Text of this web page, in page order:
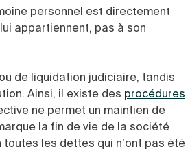
personnel est directement
appartiennent, pas à son
de liquidation judiciaire, tandis
Ainsi, il existe des procédures
ne permet un maintien de
la fin de vie de la société
les dettes qui n’ont pas été